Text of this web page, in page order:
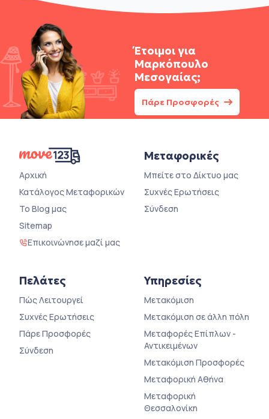
Έτοιμοι για
Μαρκόπουλο
Μεσογαίας;
Πάρε Προσφορές
Αρχική
Κατάλογος Μεταφορικών
Το Blog μας
Sitemap
Επικοινώνησε μαζί μας
Μεταφορικές
Μπείτε στο Δίκτυο μας
Συχνές Ερωτήσεις
Σύνδεση
Πελάτες
Πώς Λειτουργεί
Συχνές Ερωτήσεις
Πάρε Προσφορές
Σύνδεση
Υπηρεσίες
Μετακόμιση
Μετακόμιση σε άλλη πόλη
Μεταφορές Επίπλων -
Αντικειμένων
Μετακόμιση Προσφορές
Μεταφορική Αθήνα
Μεταφορική
Θεσσαλονίκη